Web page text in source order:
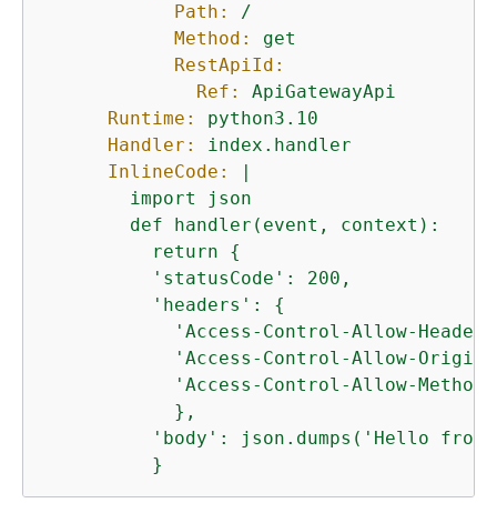
Path:
/
Method:
get
RestApiId:
Ref:
ApiGatewayApi
Runtime:
python3.10
Handler:
index.handler
InlineCode:
|
        import json
        def handler(event, context):
          return
{
          'statusCode': 200,
          'headers':
{
'Access-Control-Allow-
'Access-Control-Allow-
'Access-Control-Allow-
            },
'body': json.dumps('Hello from